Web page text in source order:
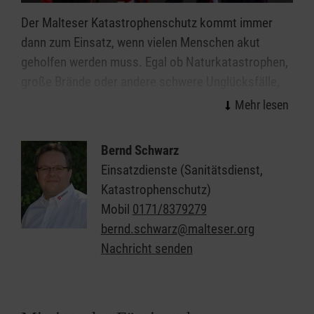
Der Malteser Katastrophenschutz kommt immer
dann zum Einsatz, wenn vielen Menschen akut
geholfen werden muss. Egal ob Naturkatastrophen,
die ehrenamtlichen Einsatzkräfte helfen bei allen
Rettungsdienst nicht ausreichen.
Organisiert in einzelnen Einsatzgruppen sind unsere
Helferinnen und Helfer Spezialisten in den Bereichen
Sanitätsdienst, Technik, Betreuung und
Kommunikation/Führung. In all diesen Bereichen
suchen wir immer Menschen, die im Fall der Fälle
Bernd Schwarz
Einsatzdienste (Sanitätsdienst,
Katastrophenschutz)
Mobil 0171/8379279
bernd.schwarz@malteser.org
Nachricht senden